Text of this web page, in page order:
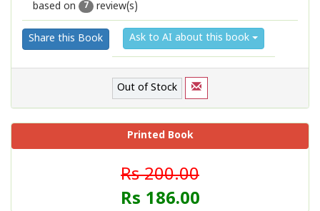
2
1
based on
7 review(s)
Share this Book Ask to AI about this book
Out of Stock
Printed Book
Rs 200.00
Rs 186.00